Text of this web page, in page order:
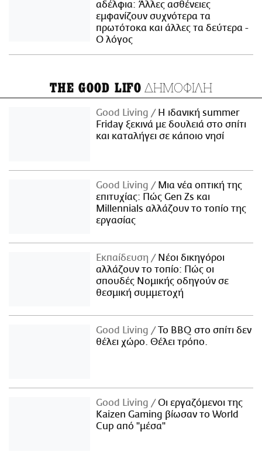
αδέλφια: Άλλες ασθένειες
εμφανίζουν συχνότερα τα
πρωτότοκα και άλλες τα δεύτερα -
Ο λόγος
THE GOOD LIFO ΔΗΜΟΦΙΛΗ
Good Living
Η ιδανική summer
Friday ξεκινά με δουλειά στο σπίτι
και καταλήγει σε κάποιο νησί
Good Living
Μια νέα οπτική της
επιτυχίας: Πώς Gen Zs και
Millennials αλλάζουν το τοπίο της
εργασίας
Εκπαίδευση
Νέοι δικηγόροι
αλλάζουν το τοπίο: Πώς οι
σπουδές Νομικής οδηγούν σε
θεσμική συμμετοχή
Good Living
Το BBQ στο σπίτι δεν
θέλει χώρο. Θέλει τρόπο.
Good Living
Οι εργαζόμενοι της
Kaizen Gaming βίωσαν το World
Cup από "μέσα"